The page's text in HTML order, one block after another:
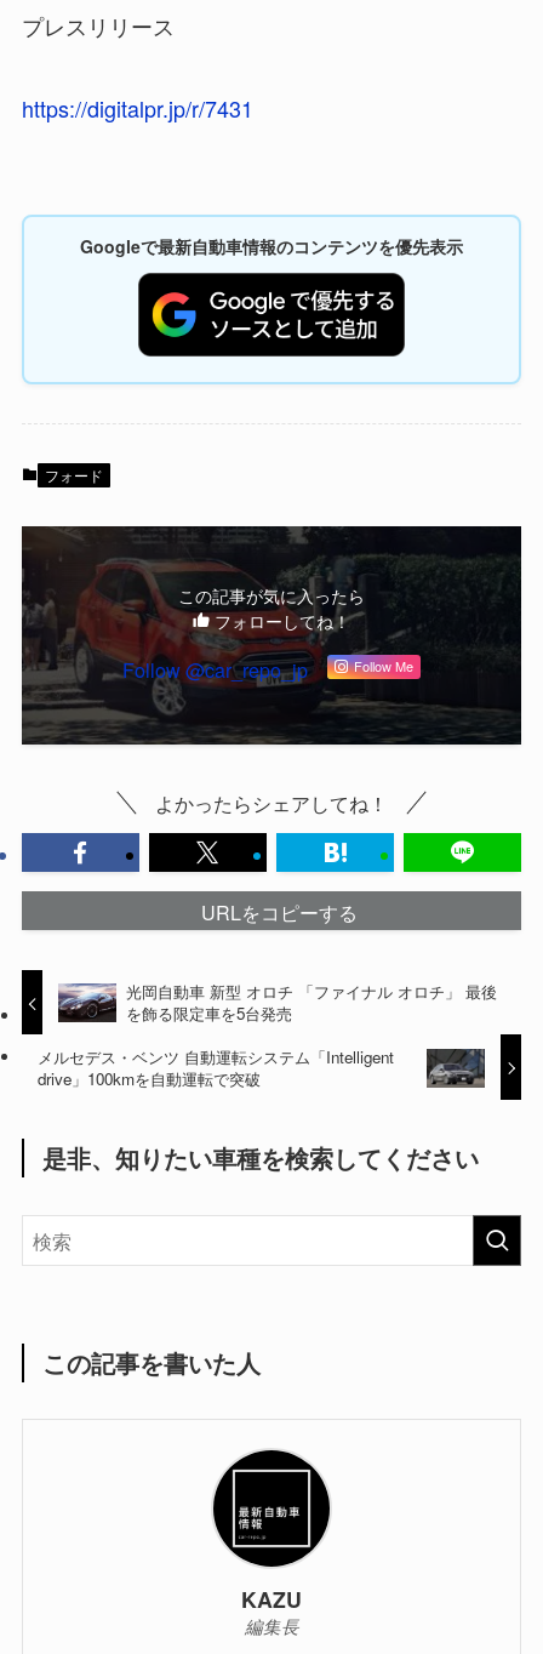
プレスリリース
https://digitalpr.jp/r/7431
Googleで最新自動車情報のコンテンツを優先表示
フォード
この記事が気に入ったら
フォローしてね！
Follow @car_repo_jp Follow Me
よかったらシェアしてね！
URLをコピーする
光岡自動車 新型 オロチ 「ファイナル オロチ」 最後
を飾る限定車を5台発売
メルセデス・ベンツ 自動運転システム「Intelligent
drive」100kmを自動運転で突破
是非、知りたい車種を検索してください
この記事を書いた人
KAZU
編集長